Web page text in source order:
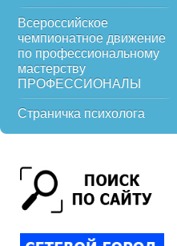
Всероссийское
чемпионатное движение
по профессиональному
мастерству
ПРОФЕССИОНАЛЫ
Страничка психолога